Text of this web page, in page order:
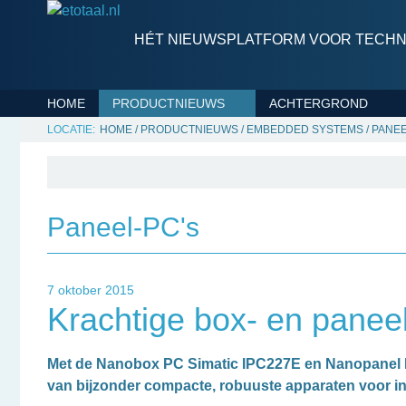
HÉT NIEUWSPLATFORM VOOR
HOME PRODUCTNIEUWS ACHTERGROND
HOME / PRODUCTNIEUWS / EMBEDDED SYSTEMS /
Paneel-PC's
7 oktober 2015
Krachtige box- en
Met de Nanobox PC Simatic IPC227E en
van bijzonder compacte, robuuste apparaten voor